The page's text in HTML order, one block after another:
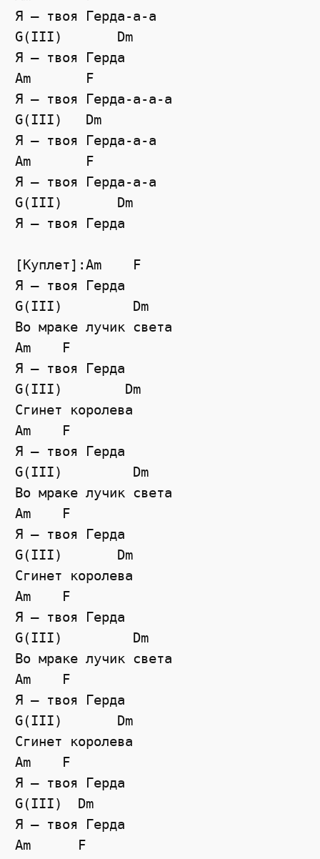
Я — твоя Герда-а-а
G(III)       Dm
Я — твоя Герда
Am       F
Я — твоя Герда-а-а-а
G(III)   Dm
Я — твоя Герда-а-а
Am       F
Я — твоя Герда-а-а
G(III)       Dm
Я — твоя Герда
[Куплет]:Am    F
Я — твоя Герда
G(III)         Dm
Во мраке лучик света
Am    F
Я — твоя Герда
G(III)        Dm
Сгинет королева
Am    F
Я — твоя Герда
G(III)         Dm
Во мраке лучик света
Am    F
Я — твоя Герда
G(III)       Dm
Сгинет королева
Am    F
Я — твоя Герда
G(III)         Dm
Во мраке лучик света
Am    F
Я — твоя Герда
G(III)       Dm
Сгинет королева
Am    F
Я — твоя Герда
G(III)  Dm
Я — твоя Герда
Am      F